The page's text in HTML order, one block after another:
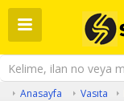
Anasayfa Vasıta